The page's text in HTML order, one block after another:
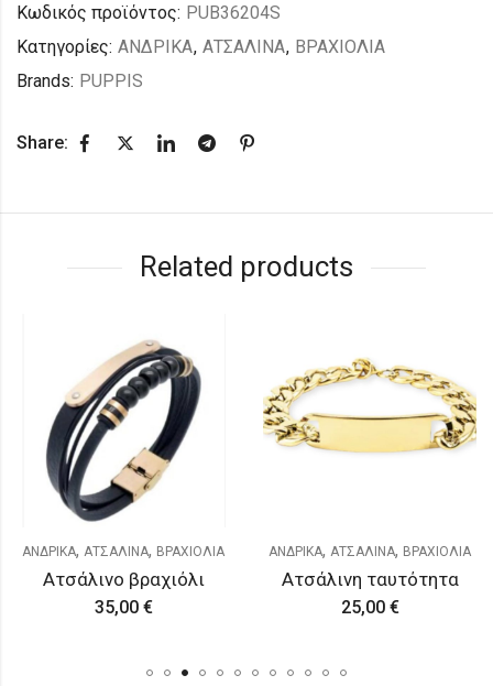
Κωδικός προϊόντος: PUB36204S
Κατηγορίες: ΑΝΔΡΙΚΑ, ΑΤΣΑΛΙΝΑ, ΒΡΑΧΙΟΛΙΑ
Brands: PUPPIS
Share:
Related products
ΑΝΔΡΙΚΑ,ΑΤΣΑΛΙΝΑ,ΒΡΑΧΙΟΛΙΑ
Aτσάλινο βραχιόλι
35,00€
ΑΝΔΡΙΚΑ,ΑΤΣΑΛΙΝΑ,ΒΡΑΧΙΟΛΙΑ
Ατσάλινη ταυτότητα
25,00€